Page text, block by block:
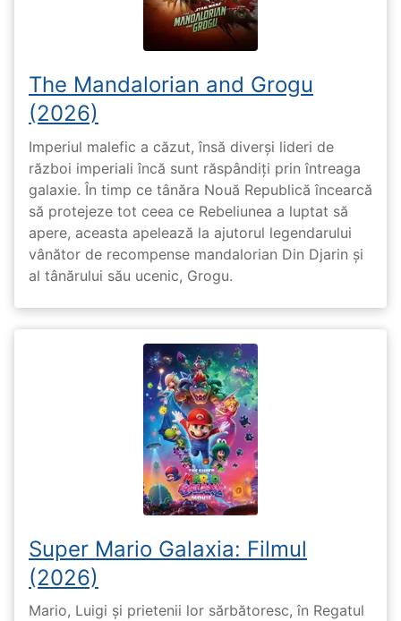
The Mandalorian and Grogu
(2026)
Imperiul malefic a căzut, însă diverși lideri de
război imperiali încă sunt răspândiți prin întreaga
galaxie. În timp ce tânăra Nouă Republică încearcă
să protejeze tot ceea ce Rebeliunea a luptat să
apere, aceasta apelează la ajutorul legendarului
vânător de recompense mandalorian Din Djarin și
al tânărului său ucenic, Grogu.
Super Mario Galaxia: Filmul
(2026)
Mario, Luigi și prietenii lor sărbătoresc, în Regatul